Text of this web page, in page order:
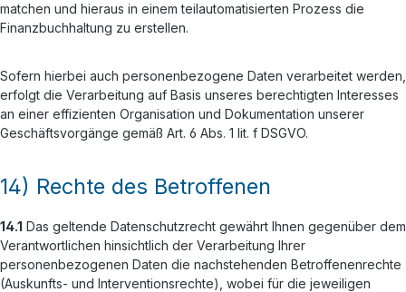
matchen und hieraus in einem teilautomatisierten Prozess die
Finanzbuchhaltung zu erstellen.
Sofern hierbei auch personenbezogene Daten verarbeitet werden,
erfolgt die Verarbeitung auf Basis unseres berechtigten Interesses
an einer effizienten Organisation und Dokumentation unserer
Geschäftsvorgänge gemäß Art. 6 Abs. 1 lit. f DSGVO.
14) Rechte des Betroffenen
14.1 Das geltende Datenschutzrecht gewährt Ihnen gegenüber dem
Verantwortlichen hinsichtlich der Verarbeitung Ihrer
personenbezogenen Daten die nachstehenden Betroffenenrechte
(Auskunfts- und Interventionsrechte), wobei für die jeweiligen